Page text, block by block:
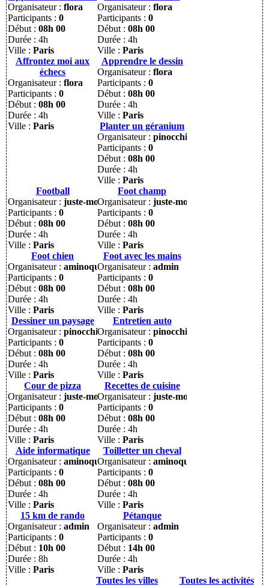
Organisateur : flora
Participants : 0
Début : 08h 00
Durée : 4h
Ville : Paris
Organisateur : flora
Participants : 0
Début : 08h 00
Durée : 4h
Ville : Paris
Affrontez moi aux
échecs
Organisateur : flora
Participants : 0
Début : 08h 00
Durée : 4h
Ville : Paris
Apprendre le dessin
Organisateur : flora
Participants : 0
Début : 08h 00
Durée : 4h
Ville : Paris
Planter un géranium
Organisateur : pinocchio
Participants : 0
Début : 08h 00
Durée : 4h
Ville : Paris
Football
Organisateur : juste-moi
Participants : 0
Début : 08h 00
Durée : 4h
Ville : Paris
Foot champ
Organisateur : juste-moi
Participants : 0
Début : 08h 00
Durée : 4h
Ville : Paris
Foot chien
Organisateur : aminoquai
Participants : 0
Début : 08h 00
Durée : 4h
Ville : Paris
Foot avec les mains
Organisateur : admin
Participants : 0
Début : 08h 00
Durée : 4h
Ville : Paris
Dessiner un paysage
Organisateur : pinocchio
Participants : 0
Début : 08h 00
Durée : 4h
Ville : Paris
Entretien auto
Organisateur : pinocchio
Participants : 0
Début : 08h 00
Durée : 4h
Ville : Paris
Cour de pizza
Organisateur : juste-moi
Participants : 0
Début : 08h 00
Durée : 4h
Ville : Paris
Recettes de cuisine
Organisateur : juste-moi
Participants : 0
Début : 08h 00
Durée : 4h
Ville : Paris
Aide informatique
Organisateur : aminoquai
Participants : 0
Début : 08h 00
Durée : 4h
Ville : Paris
Toilletter un cheval
Organisateur : aminoquai
Participants : 0
Début : 08h 00
Durée : 4h
Ville : Paris
15 km de rando
Organisateur : admin
Participants : 0
Début : 10h 00
Durée : 8h
Ville : Paris
Pétanque
Organisateur : admin
Participants : 0
Début : 14h 00
Durée : 4h
Ville : Paris
Toutes les activités
Toutes les villes